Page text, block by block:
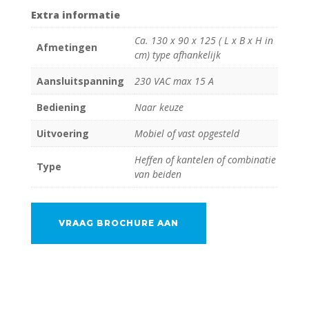
Extra informatie
Afmetingen
Ca. 130 x 90 x 125 ( L x B x H in
cm) type afhankelijk
Aansluitspanning
230 VAC max 15 A
Bediening
Naar keuze
Uitvoering
Mobiel of vast opgesteld
Type
Heffen of kantelen of combinatie
van beiden
VRAAG BROCHURE AAN